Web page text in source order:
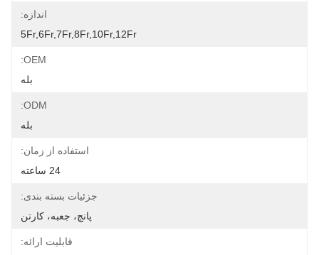
اندازه:
5Fr,6Fr,7Fr,8Fr,10Fr,12Fr
OEM:
بله
ODM:
بله
استفاده از زمان:
24 ساعته
جزئیات بسته بندی:
پانچ، جعبه، کارتن
قابلیت ارائه: